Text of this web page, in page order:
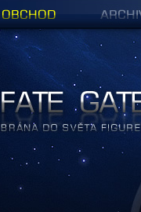
Figurky a sošky | Fate Gate